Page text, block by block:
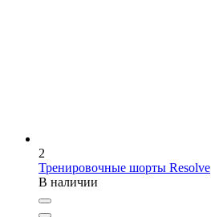
2
Тренировочные шорты Resolve
В наличии